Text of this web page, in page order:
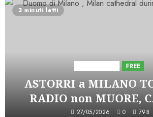
3 minuti letti
FREE
ASTORRI a MILANO
RADIO non MUORE,
27/05/2026 0 798